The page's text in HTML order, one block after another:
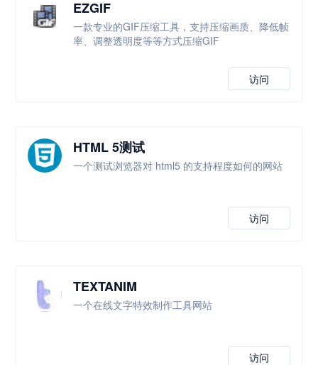
EZGIF
一款专业的GIF压缩工具，支持压缩画质、降低帧
率、调整透明度等等方式压缩GIF
访问
HTML 5测试
一个测试浏览器对 html5 的支持程度如何的网站
访问
TEXTANIM
一个在线文字特效制作工具网站
访问